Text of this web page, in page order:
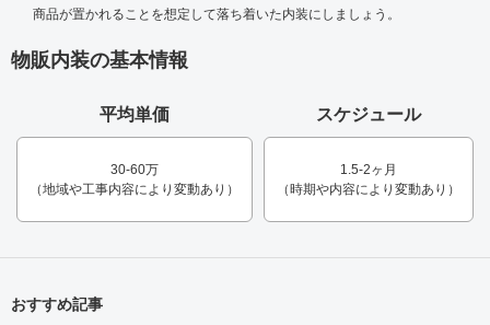
商品が置かれることを想定して落ち着いた内装にしましょう。
物販内装の基本情報
平均単価
30-60万
（地域や工事内容により変動あり）
スケジュール
1.5-2ヶ月
（時期や内容により変動あり）
おすすめ記事